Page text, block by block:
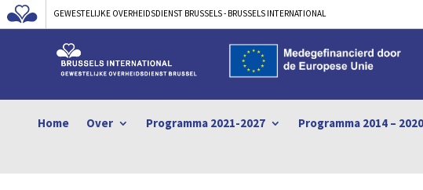
GEWESTELIJKE OVERHEIDSDIENST BRUSSELS - BRUSSELS INTERNATIONAL
Home Over Programma 2021-2027 Programma 2014 – 2020